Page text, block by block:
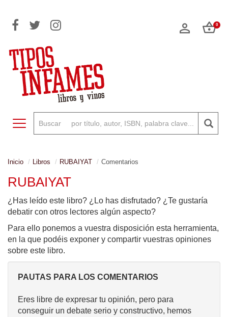
0
Toggle navigation
Inicio Libros RUBAIYAT Comentarios
RUBAIYAT
¿Has leído este libro? ¿Lo has disfrutado? ¿Te gustaría
debatir con otros lectores algún aspecto?
Para ello ponemos a vuestra disposición esta herramienta,
en la que podéis exponer y compartir vuestras opiniones
sobre este libro.
PAUTAS PARA LOS COMENTARIOS
Eres libre de expresar tu opinión, pero para
conseguir un debate serio y constructivo, hemos